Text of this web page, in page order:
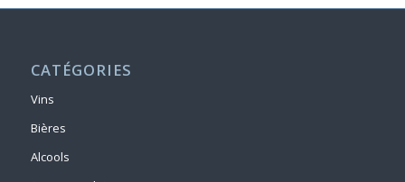
CATÉGORIES
Vins
Bières
Alcools